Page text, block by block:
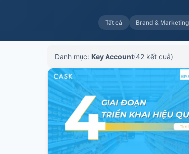
Tất cả Brand & Marketing
Danh mục: Key Account(42 kết quả)